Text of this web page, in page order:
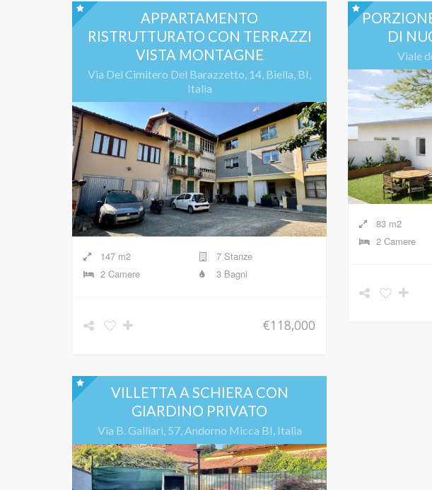
APPARTAMENTO
RISTRUTTURATO CON TERRAZZI
VISTA MONTAGNE
Via Del Cimitero Del Barazzetto, 14, Biella, BI,
Italia
147 m2
7 Stanze
2 Camere
3 Bagni
€118,000
DI
Viale
83 m2
2 Camere
VILLETTA A SCHIERA CON
GIARDINO PRIVATO
Via B. Galliari, 57, Andorno Micca BI, Italia